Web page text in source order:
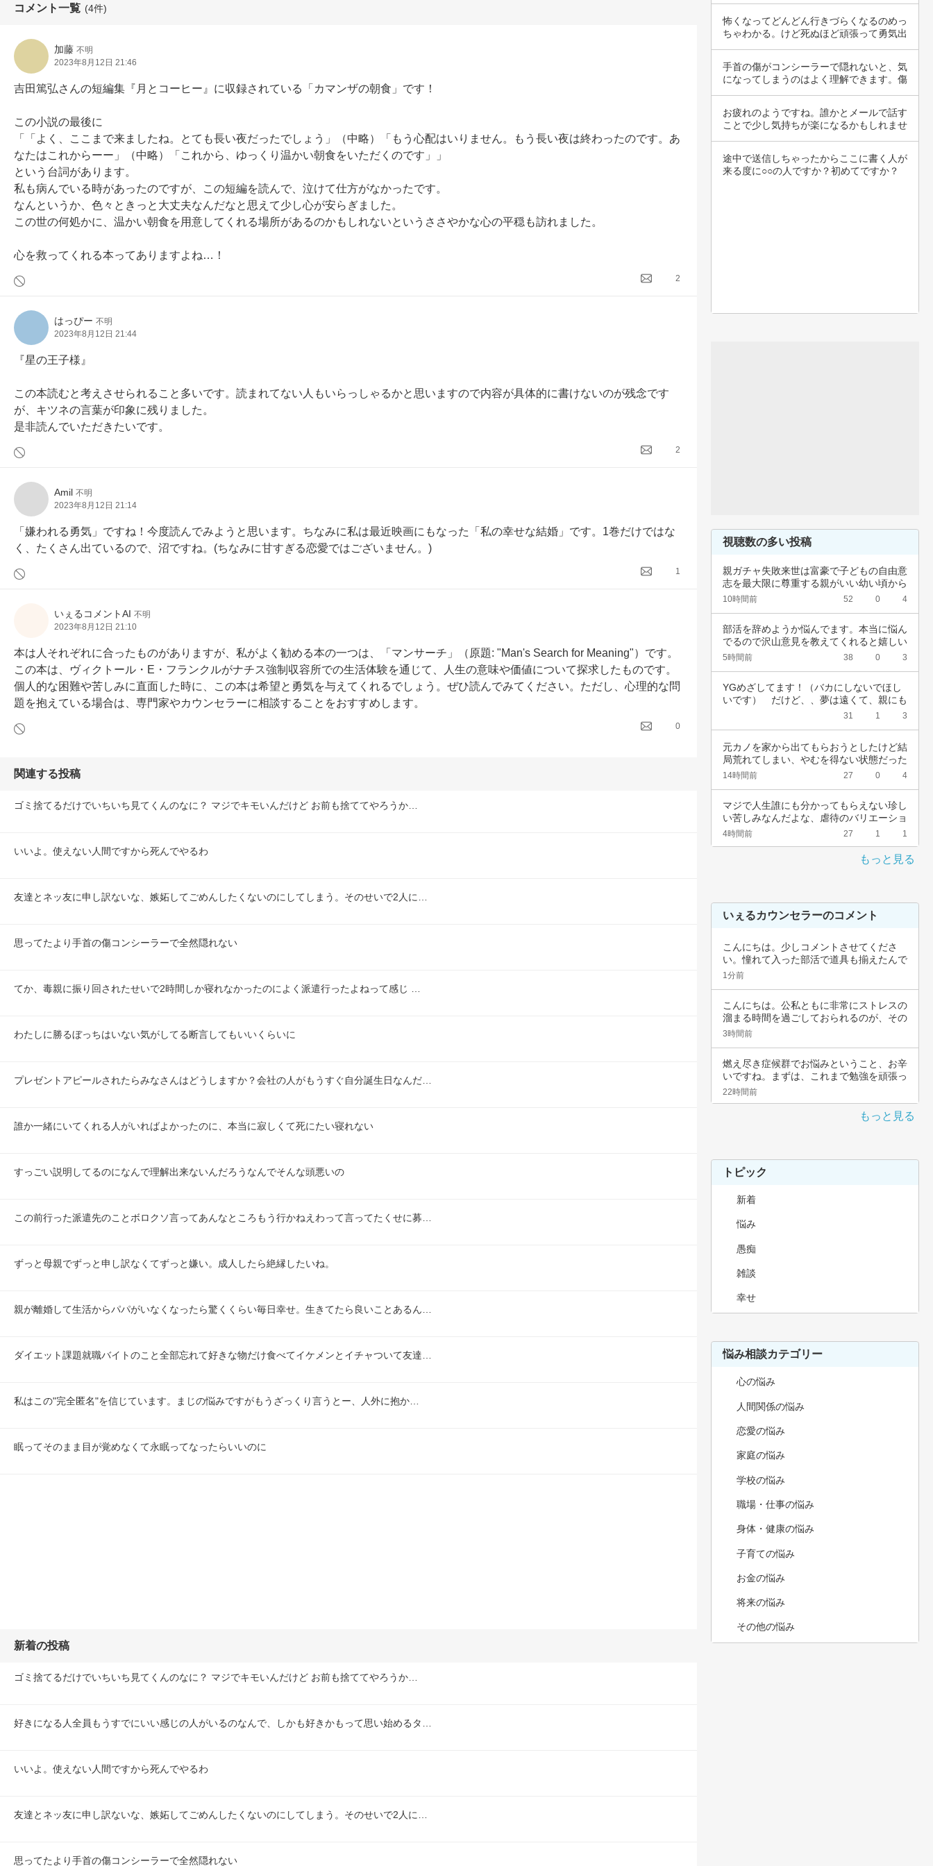
コメント一覧 (4件)
加藤 不明
2023年8月12日 21:46
吉田篤弘さんの短編集『月とコーヒー』に収録されている「カマンザの朝食」です！
この小説の最後に
「「よく、ここまで来ましたね。とても長い夜だったでしょう」（中略）「もう心配はいりません。もう長い夜は終わったのです。あ
なたはこれからーー」（中略）「これから、ゆっくり温かい朝食をいただくのです」」
という台詞があります。
私も病んでいる時があったのですが、この短編を読んで、泣けて仕方がなかったです。
なんというか、色々ときっと大丈夫なんだなと思えて少し心が安らぎました。
この世の何処かに、温かい朝食を用意してくれる場所があるのかもしれないというささやかな心の平穏も訪れました。
心を救ってくれる本ってありますよね…！
2
はっぴー 不明
2023年8月12日 21:44
『星の王子様』
この本読むと考えさせられること多いです。読まれてない人もいらっしゃるかと思いますので内容が具体的に書けないのが残念です
が、キツネの言葉が印象に残りました。
是非読んでいただきたいです。
2
Amil 不明
2023年8月12日 21:14
「嫌われる勇気」ですね！今度読んでみようと思います。ちなみに私は最近映画にもなった「私の幸せな結婚」です。1巻だけではな
く、たくさん出ているので、沼ですね。(ちなみに甘すぎる恋愛ではございません。)
1
いぇるコメントAI 不明
2023年8月12日 21:10
本は人それぞれに合ったものがありますが、私がよく勧める本の一つは、「マンサーチ」（原題: "Man's Search for Meaning"）です。
この本は、ヴィクトール・E・フランクルがナチス強制収容所での生活体験を通じて、人生の意味や価値について探求したものです。
個人的な困難や苦しみに直面した時に、この本は希望と勇気を与えてくれるでしょう。ぜひ読んでみてください。ただし、心理的な問
題を抱えている場合は、専門家やカウンセラーに相談することをおすすめします。
0
関連する投稿
ゴミ捨てるだけでいちいち見てくんのなに？ マジでキモいんだけど お前も捨ててやろうか…
いいよ。使えない人間ですから死んでやるわ
友達とネッ友に申し訳ないな、嫉妬してごめんしたくないのにしてしまう。そのせいで2人に…
思ってたより手首の傷コンシーラーで全然隠れない
てか、毒親に振り回されたせいで2時間しか寝れなかったのによく派遣行ったよねって感じ …
わたしに勝るぼっちはいない気がしてる断言してもいいくらいに
プレゼントアピールされたらみなさんはどうしますか？会社の人がもうすぐ自分誕生日なんだ…
誰か一緒にいてくれる人がいればよかったのに、本当に寂しくて死にたい寝れない
すっごい説明してるのになんで理解出来ないんだろうなんでそんな頭悪いの
この前行った派遣先のことボロクソ言ってあんなところもう行かねえわって言ってたくせに募…
ずっと母親でずっと申し訳なくてずっと嫌い。成人したら絶縁したいね。
親が離婚して生活からパパがいなくなったら驚くくらい毎日幸せ。生きてたら良いことあるん…
ダイエット課題就職バイトのこと全部忘れて好きな物だけ食べてイケメンとイチャついて友達…
私はこの"完全匿名"を信じています。まじの悩みですがもうざっくり言うとー、人外に抱か…
眠ってそのまま目が覚めなくて永眠ってなったらいいのに
新着の投稿
ゴミ捨てるだけでいちいち見てくんのなに？ マジでキモいんだけど お前も捨ててやろうか…
好きになる人全員もうすでにいい感じの人がいるのなんで、しかも好きかもって思い始めるタ…
いいよ。使えない人間ですから死んでやるわ
友達とネッ友に申し訳ないな、嫉妬してごめんしたくないのにしてしまう。そのせいで2人に…
思ってたより手首の傷コンシーラーで全然隠れない
怖くなってどんどん行きづらくなるのめっ
ちゃわかる。けど死ぬほど頑張って勇気出
手首の傷がコンシーラーで隠れないと、気
になってしまうのはよく理解できます。傷
お疲れのようですね。誰かとメールで話す
ことで少し気持ちが楽になるかもしれませ
途中で送信しちゃったからここに書く人が
来る度に○○の人ですか？初めてですか？
視聴数の多い投稿
親ガチャ失敗来世は富豪で子どもの自由意
志を最大限に尊重する親がいい幼い頃から
深夜正座…
10時間前 52 0 4
部活を辞めようか悩んでます。本当に悩ん
でるので沢山意見を教えてくれると嬉しい
です。中…
5時間前 38 0 3
YGめざしてます！（バカにしないでほし
いです）　だけど、、夢は遠くて、親にも
31 1 3
元カノを家から出てもらおうとしたけど結
局荒れてしまい、やむを得ない状態だった
為警察を…
14時間前 27 0 4
マジで人生誰にも分かってもらえない珍し
い苦しみなんだよな、虐待のバリエーショ
ンも体の…
4時間前 27 1 1
もっと見る
いぇるカウンセラーのコメント
こんにちは。少しコメントさせてくださ
い。憧れて入った部活で道具も揃えたんで
すよね。頑…
1分前
こんにちは。公私ともに非常にストレスの
溜まる時間を過ごしておられるのが、その
辛さと共…
3時間前
燃え尽き症候群でお悩みということ、お辛
いですね。まずは、これまで勉強を頑張っ
てこられ…
22時間前
もっと見る
トピック
新着
悩み
愚痴
雑談
幸せ
悩み相談カテゴリー
心の悩み
人間関係の悩み
恋愛の悩み
家庭の悩み
学校の悩み
職場・仕事の悩み
身体・健康の悩み
子育ての悩み
お金の悩み
将来の悩み
その他の悩み